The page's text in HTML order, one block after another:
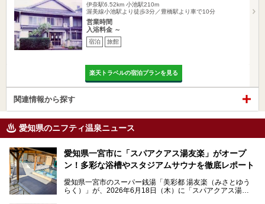
伊奈駅6.52km 小池駅210m
渥美線小池駅より徒歩3分／豊橋駅より車で10分
営業時間
入浴料金 ～
宿泊 旅館
楽天トラベルの宿泊プランを見る
関連情報から探す
愛知県のニフティ温泉ニュース
愛知県一宮市に「スパアクアス湯友楽」がオープ
ン！多彩な浴槽やスタジアムサウナを徹底レポート
愛知県一宮市のスーパー銭湯「美彩都 湯友楽（みさとゆう
らく）」が、2026年6月18日（木）に「スパアクアス湯友